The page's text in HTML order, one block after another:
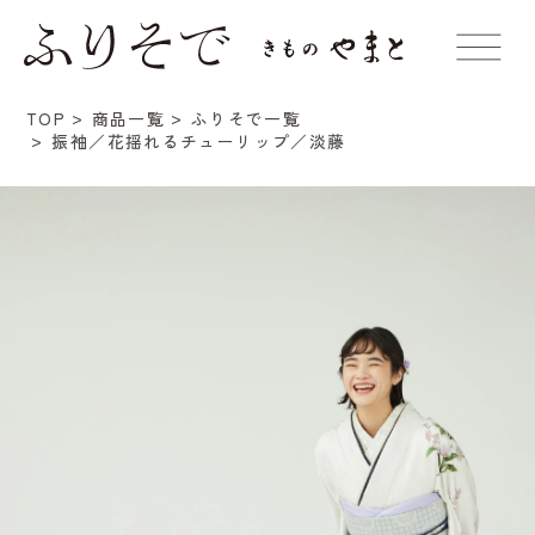
TOP 商品一覧
ふりそで一覧
振袖／花揺れるチューリップ／淡藤